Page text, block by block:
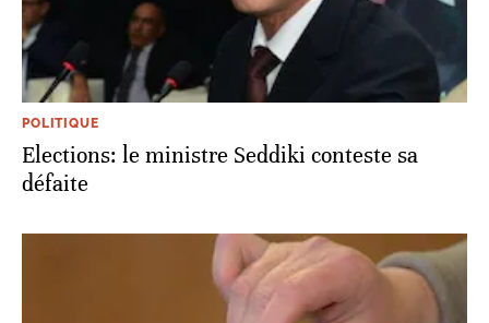
POLITIQUE
Elections: le ministre Seddiki conteste sa
défaite